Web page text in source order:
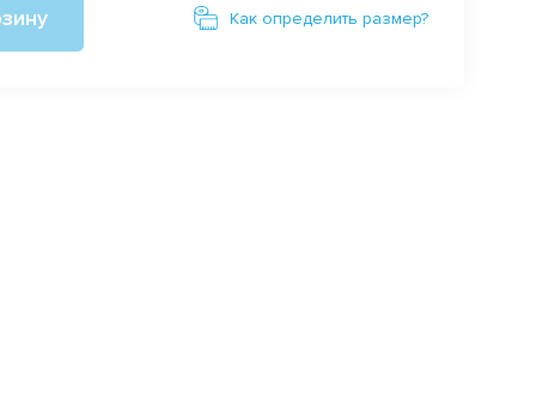
Как определить размер?